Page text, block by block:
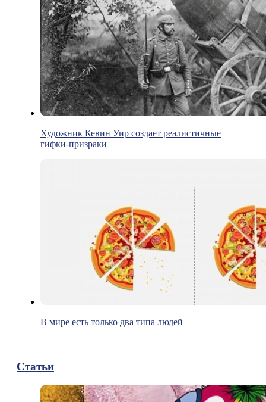
Художник Кевин Уир создает реалистичные
гифки-призраки
В мире есть только два типа людей
Статьи